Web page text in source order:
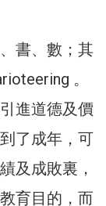
書、數；其
。
進道德及價
了成年，可
及成敗裏，
育目的，而